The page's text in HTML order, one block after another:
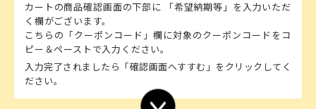
カートの商品確認画面の下部に 「希望納期等」を入力いただ
く欄がございます。
こちらの「クーポンコード」欄に対象のクーポンコードをコ
ピー＆ペーストで入力ください。
入力完了されましたら「確認画面へすすむ」をクリックしてく
ださい。